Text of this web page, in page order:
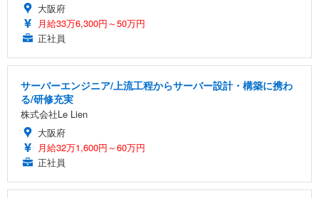
大阪府
月給33万6,300円～50万円
正社員
サーバーエンジニア/上流工程からサーバー設計・構築に携わ
る/研修充実
株式会社Le Lien
大阪府
月給32万1,600円～60万円
正社員